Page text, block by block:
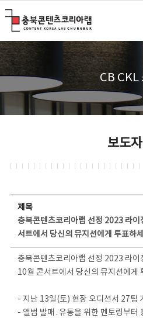
CB CKL
보도
제목
충북콘텐츠코리아랩 선정 2023 라
서트에서 당신의 뮤지션에게 투표하
충북콘텐츠코리아랩 선정 2023 라
10월 콘서트에서 당신의 뮤지션에게
- 지난 13일(토) 현장 오디션서 27팀
- 앨범 발매․유통을 위한 멘토링부터